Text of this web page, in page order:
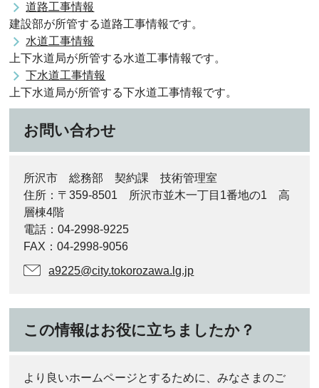
道路工事情報
建設部が所管する道路工事情報です。
水道工事情報
上下水道局が所管する水道工事情報です。
下水道工事情報
上下水道局が所管する下水道工事情報です。
お問い合わせ
所沢市 総務部 契約課 技術管理室
住所：〒359-8501 所沢市並木一丁目1番地の1 高
層棟4階
電話：04-2998-9225
FAX：04-2998-9056
a9225@city.tokorozawa.lg.jp
この情報はお役に立ちましたか？
より良いホームページとするために、みなさまのご